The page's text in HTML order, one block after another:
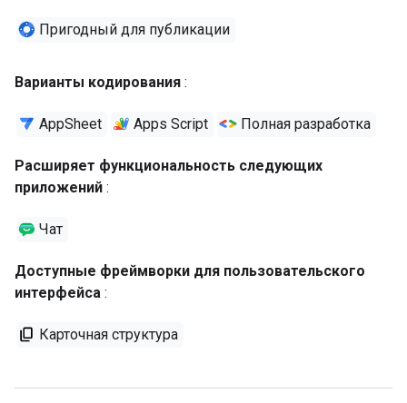
Пригодный для публикации
Варианты кодирования :
AppSheet Apps Script Полная разработка
Расширяет функциональность следующих
приложений :
Чат
Доступные фреймворки для пользовательского
интерфейса :
Карточная структура